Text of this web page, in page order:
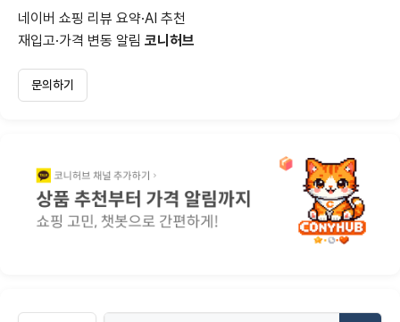
네이버 쇼핑 리뷰 요약·AI 추천
재입고·가격 변동 알림 코니허브
문의하기